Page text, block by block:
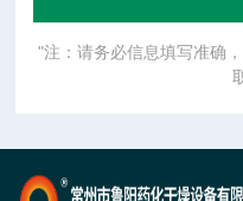
"注：请务必信息填写准确